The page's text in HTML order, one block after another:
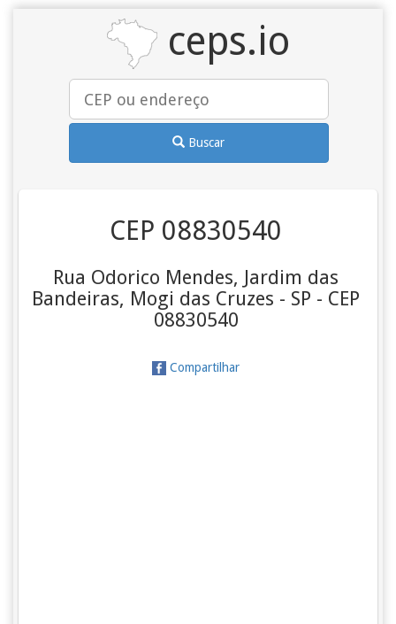
ceps.io
Buscar
CEP 08830540
Rua Odorico Mendes, Jardim das
Bandeiras, Mogi das Cruzes - SP - CEP
08830540
Compartilhar